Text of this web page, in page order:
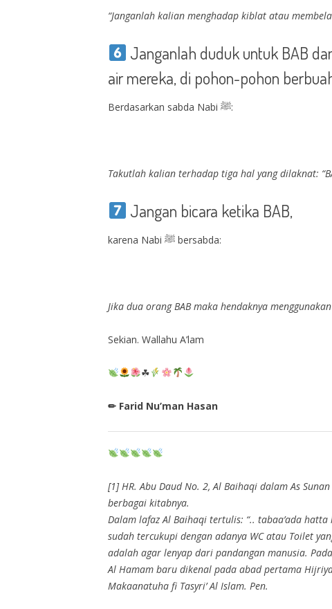
“Janganlah kalian menghadap kiblat atau
Janganlah duduk untuk BAB
air mereka, di pohon-pohon
Berdasarkan sabda Nabi ﷺ:
Takutlah kalian terhadap tiga hal yang dilaknat:
Jangan bicara ketika BAB,
karena Nabi ﷺ bersabda:
Jika dua orang BAB maka hendaknya
Sekian. Wallahu A’lam
☘
✏ Farid Nu’man Hasan
[1] HR. Abu Daud No. 2, Al Baihaqi dalam As
berbagai kitabnya.
Dalam lafaz Al Baihaqi tertulis: “.. tabaa’ada
sudah tercukupi dengan adanya WC atau Toilet
adalah agar lenyap dari pandangan manusia.
Al Hamam baru dikenal pada abad pertama
Makaanatuha fi Tasyri’ Al Islam. Pen.